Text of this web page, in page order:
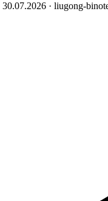
30.07.2026 · liugong-